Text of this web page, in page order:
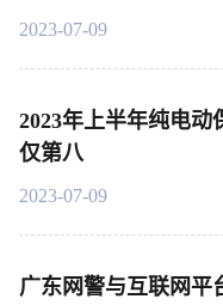
2023-07-09
2023年上半年纯电
仅第八
2023-07-09
广东网警与互联网平